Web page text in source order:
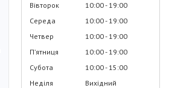
Вівторок
10:00 19:00
Середа
10:00 19:00
Четвер
10:00 19:00
Пʼятниця
10:00 19:00
Субота
10:00 15:00
Неділя
Вихідний